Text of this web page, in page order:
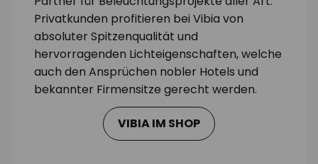
Leuchten beleuchtet und in Italien leuchten
Vibia-Produkte von den Decken des Sitzes
des Modelabels Jacob Cohen. Ob Israel,
Frankreich, Australien oder Brasilien: Vibia ist
weltweit ein Lieferant hochwertiger
Beleuchtungsprodukte und ein zuverlässiger
Partner für Beleuchtungsprojekte aller Art.
Privatkunden profitieren bei Vibia von